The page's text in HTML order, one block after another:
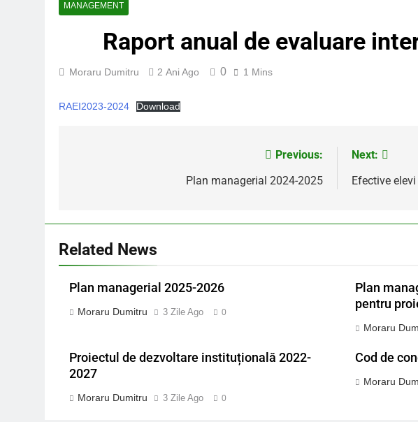
MANAGEMENT
Raport anual de evaluare
Moraru Dumitru 2 Ani Ago 0 1 Mins
RAEI2023-2024 Download
Previous:
Plan managerial 2024-2025
Next:
Efective elevi
Related News
Plan managerial 2025-2026
Moraru Dumitru 3 Zile Ago 0
Plan
pentru
Moraru
Proiectul de dezvoltare instituțională 2022-
2027
Moraru Dumitru 3 Zile Ago 0
Cod de
Moraru